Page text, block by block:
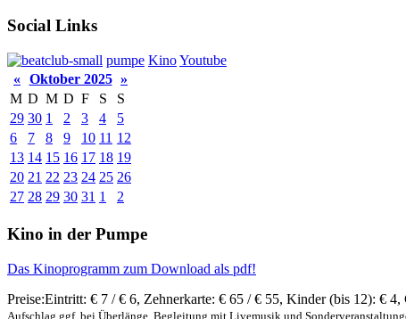
Social Links
pumpe KinoYoutube
« Oktober 2025 »
M D M D F S
S
29 30 1 2 3 4
5
6
7 8 9 10 11 12
13 14 15 16 17 18 19
20 21 22 23 24 25 26
27 28 29 30 31 1 2
Kino in der Pumpe
Das Kinoprogramm zum Download als pdf!
Preise:Eintritt: € 7 / € 6, Zehnerkarte: € 65 / € 55, Kinder (bis 12): € 4,
Aufschlag ggf. bei Überlänge, Begleitung mit Livemusik und